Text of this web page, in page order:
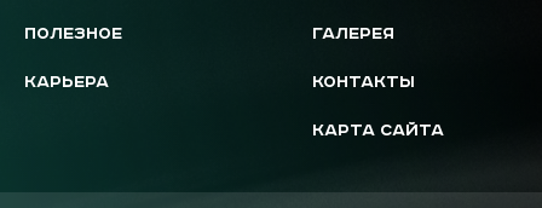
ПОЛЕЗНОЕ
КАРЬЕРА
ГАЛЕРЕЯ
КОНТАКТЫ
КАРТА САЙТА